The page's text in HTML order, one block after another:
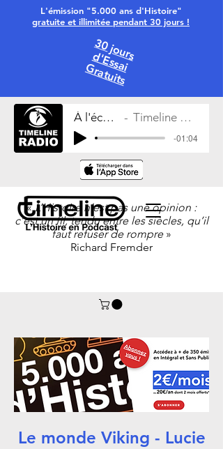
L'émission "5.000 ans d'Histoire"
gratuite et illimitée pendant 30 jours !
30 jours
d'Essai
Gratuits
«L’Histoire n’est pas une opinion :
c’est un fil, tendu entre les siècles, qu’il
faut refuser de rompre»
Richard Fremder
À l'écoute Timeline Radio
-01:04
Le monde Viking - Lucie